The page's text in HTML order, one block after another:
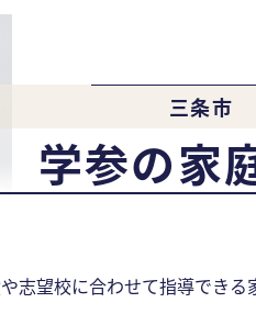
三条市
学参の家
志望校に合わせて指導でき